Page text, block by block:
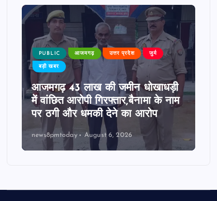
PUBLIC आजमगढ़ उत्तर प्रदेश जुर्म
बड़ी खबर
आजमगढ़ 43 लाख की जमीन धोखाधड़ी
में वांछित आरोपी गिरफ्तार,बैनामा के नाम
पर ठगी और धमकी देने का आरोप
news8pmtoday August 6, 2026